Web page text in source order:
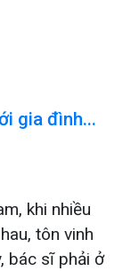
gia đình...
khi nhiều
tôn vinh
bác sĩ phải ở